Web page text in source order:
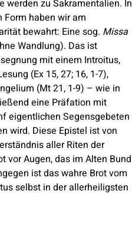
werden zu Sakramentalien. In
haben wir am
bewahrt: Eine sog. Missa
Wandlung). Das ist
mit einem Introitus,
(Ex 15, 27; 16, 1-7),
(Mt 21, 1-9) – wie in
eine Präfation mit
eigentlichen Segensgebeten
wird. Diese Epistel ist von
aller Riten der
vor Augen, das im Alten Bund
ist das wahre Brot vom
selbst in der allerheiligsten